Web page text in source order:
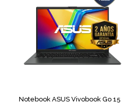
Notebook ASUS Vivobook Go 15